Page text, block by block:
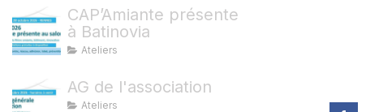
CAP’Amiante présente
à Batinovia
Ateliers
AG de l'association
Ateliers